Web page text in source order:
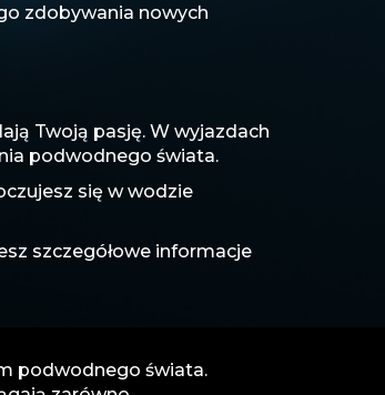
zdobywania nowych
Twoją pasję. W wyjazdach
podwodnego świata.
się w wodzie
szczegółowe informacje
podwodnego świata.